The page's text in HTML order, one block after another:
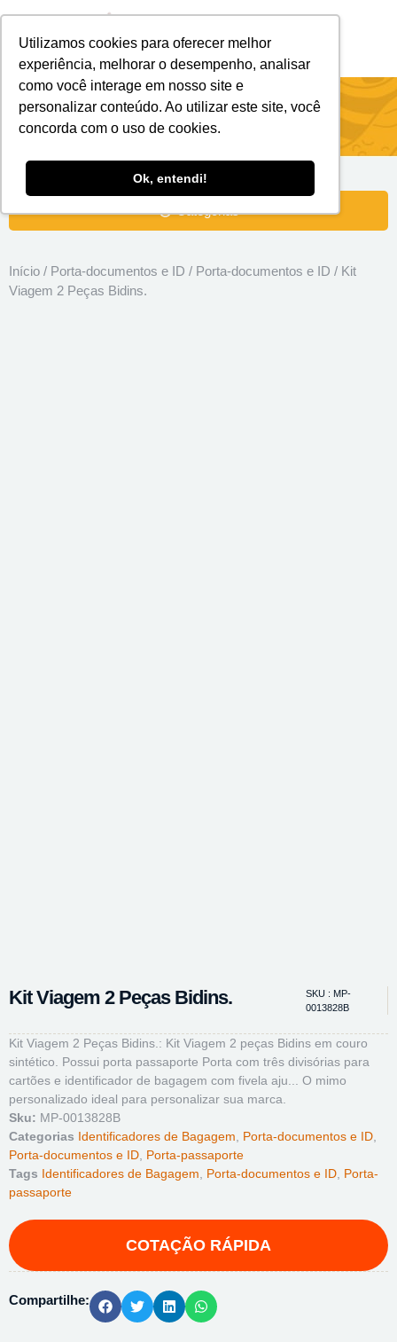
Utilizamos cookies para oferecer melhor
experiência, melhorar o desempenho, analisar
como você interage em nosso site e
personalizar conteúdo. Ao utilizar este site, você
concorda com o uso de cookies.
Ok, entendi!
Kit Viagem 2 Peças Bidins.
Categorias
Início / Porta-documentos e ID / Porta-documentos e ID / Kit
Viagem 2 Peças Bidins.
Kit Viagem 2 Peças Bidins.
SKU : MP-
0013828B
Kit Viagem 2 Peças Bidins.: Kit Viagem 2 peças Bidins em couro
sintético. Possui porta passaporte Porta com três divisórias para
cartões e identificador de bagagem com fivela aju... O mimo
personalizado ideal para personalizar sua marca.
Sku: MP-0013828B
Categorias Identificadores de Bagagem Porta-documentos e ID
Porta-documentos e ID Porta-passaporte
Tags Identificadores de Bagagem Porta-documentos e ID Porta-
passaporte
Compartilhe: